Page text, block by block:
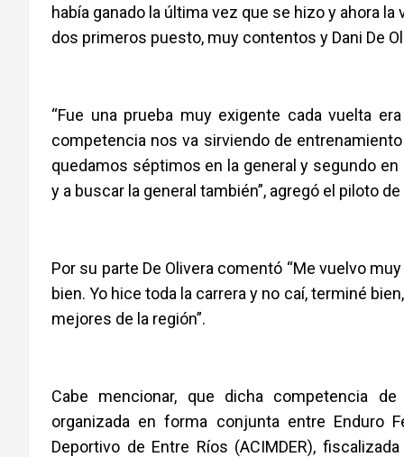
había ganado la última vez que se hizo y ahora
dos primeros puesto, muy contentos y Dani De
“Fue una prueba muy exigente cada vuelta
competencia nos va sirviendo de
quedamos séptimos en la general y segundo
y a buscar la general también”, agregó el piloto
Por su parte De Olivera comentó “Me vuelvo
bien. Yo hice toda la carrera y no caí, terminé
mejores de la región”.
Cabe mencionar, que dicha competencia
organizada en forma conjunta entre Enduro
Deportivo de Entre Ríos (ACIMDER),